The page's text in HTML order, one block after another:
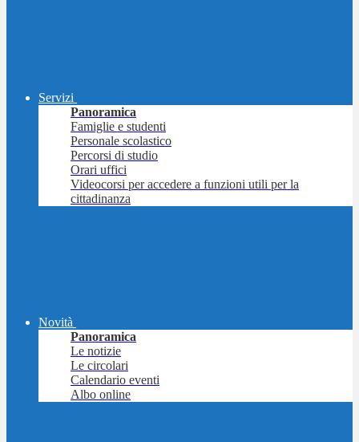
Servizi
Panoramica
Famiglie e studenti
Personale scolastico
Percorsi di studio
Orari uffici
Videocorsi per accedere a funzioni utili per la
cittadinanza
Novità
Panoramica
Le notizie
Le circolari
Calendario eventi
Albo online